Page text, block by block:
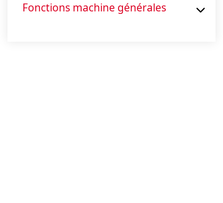
Fonctions machine générales